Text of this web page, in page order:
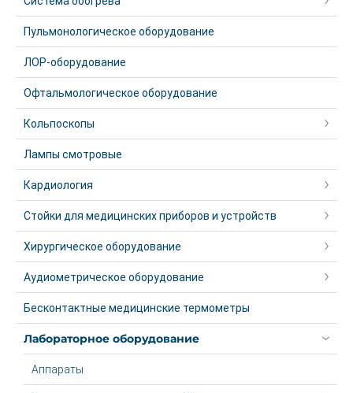
Пульмонологическое оборудование
ЛОР-оборудование
Офтальмологическое оборудование
Кольпоскопы
Лампы смотровые
Кардиология
Стойки для медицинских приборов и устройств
Хирургическое оборудование
Аудиометрическое оборудование
Бесконтактные медицинские термометры
Лабораторное оборудование
Аппараты